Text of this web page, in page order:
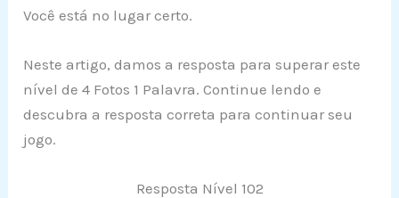
Você está no lugar certo.
Neste artigo, damos a resposta para superar este
nível de 4 Fotos 1 Palavra. Continue lendo e
descubra a resposta correta para continuar seu
jogo.
Resposta Nível 102